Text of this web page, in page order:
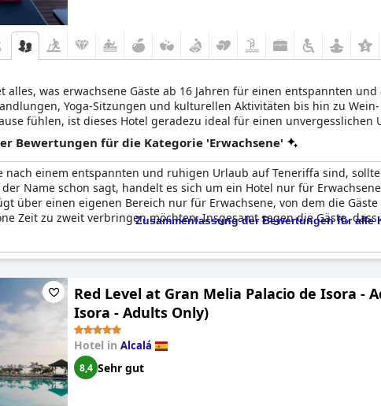
alles, was erwachsene Gäste ab 16 Jahren für einen entspannten
Yoga-Sitzungen und kulturellen Aktivitäten bis hin zu
fühlen, ist dieses Hotel geradezu ideal für einen
Bewertungen für die Kategorie 'Erwachsene'
nach einem entspannten und ruhigen Urlaub auf Teneriffa sind,
Name schon sagt, handelt es sich um ein Hotel nur für
über einen eigenen Bereich nur für Erwachsene, von dem die
Zeit zu zweit verbringen möchten. Insgesamt sagen die Gäste,
- großartige Lage, perfekt für eine Unterkunft nur für
Probleme. So bemängelte ein Gast, dass der Swimmingpool im
Gäste Probleme beim Essen in den Hotelrestaurants, weil ihre
ist dasRoyal Hideaway Corales Beach - Adults Only
in denen sie gewohnt haben, und sagen, dass das Design
Reise nach Teneriffa planen und einen erholsamen Urlaub
Zusammenfassung der Bewertungen für alle
Red Level at Gran Melia Palacio de Isora -
Isora - Adults Only)
Hotel in Alcalá
8,4 Sehr gut